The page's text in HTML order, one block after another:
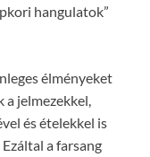
hangulatok”
élményeket
jelmezekkel,
és ételekkel is
a farsang